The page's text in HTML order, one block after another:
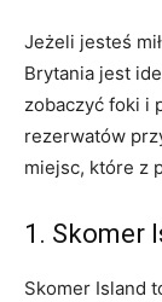
Jeżeli jesteś
Brytania ​jest
zobaczyć foki i
rezerwatów⁣
⁢miejsc, które z
1. Skomer
Skomer ‍Island